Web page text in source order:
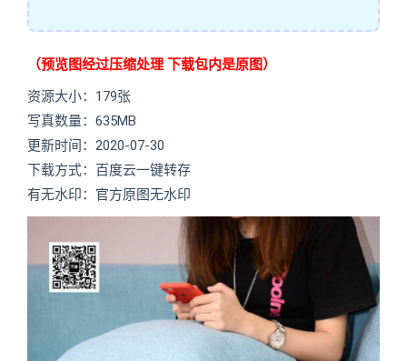
（预览图经过压缩处理 下载包内是原图）
资源大小：179张
写真数量：635MB
更新时间：2020-07-30
下载方式：百度云一键转存
有无水印：官方原图无水印